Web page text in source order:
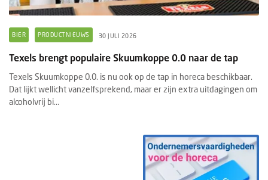
BIER PRODUCTNIEUWS 30 JULI 2026
Texels brengt populaire Skuumkoppe 0.0 naar de tap
Texels Skuumkoppe 0.0. is nu ook op de tap in horeca beschikbaar.
Dat lijkt wellicht vanzelfsprekend, maar er zijn extra uitdagingen om
alcoholvrij bi...